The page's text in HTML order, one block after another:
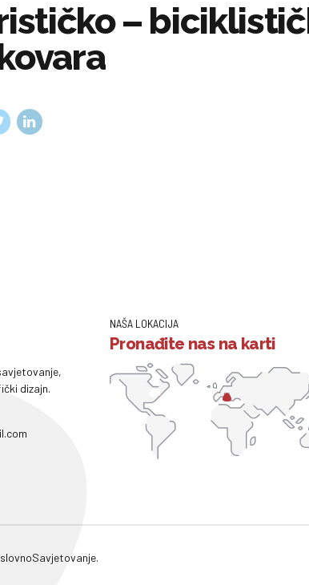
–
dizajn.
NAŠA LOKACIJA
Pronađite nas na karti